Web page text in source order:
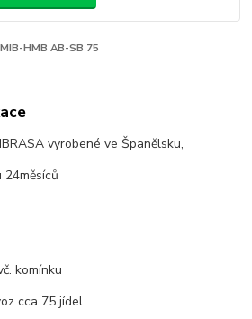
MIB-HMB AB-SB 75
vyrobené ve Španělsku,
komínku
cca 75 jídel